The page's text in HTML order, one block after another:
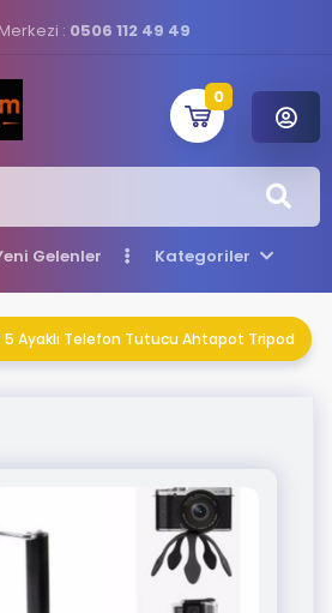
: 0506 112 49 49
0
Gelenler Kategoriler
Ayaklı Telefon Tutucu Ahtapot Tripod